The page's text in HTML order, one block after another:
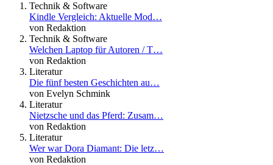
Technik & Software
Kindle Vergleich: Aktuelle Mod…
von Redaktion
Technik & Software
Welchen Laptop für Autoren / T…
von Redaktion
Literatur
Die fünf besten Geschichten au…
von Evelyn Schmink
Literatur
Nietzsche und das Pferd: Zusam…
von Redaktion
Literatur
Wer war Dora Diamant: Die letz…
von Redaktion